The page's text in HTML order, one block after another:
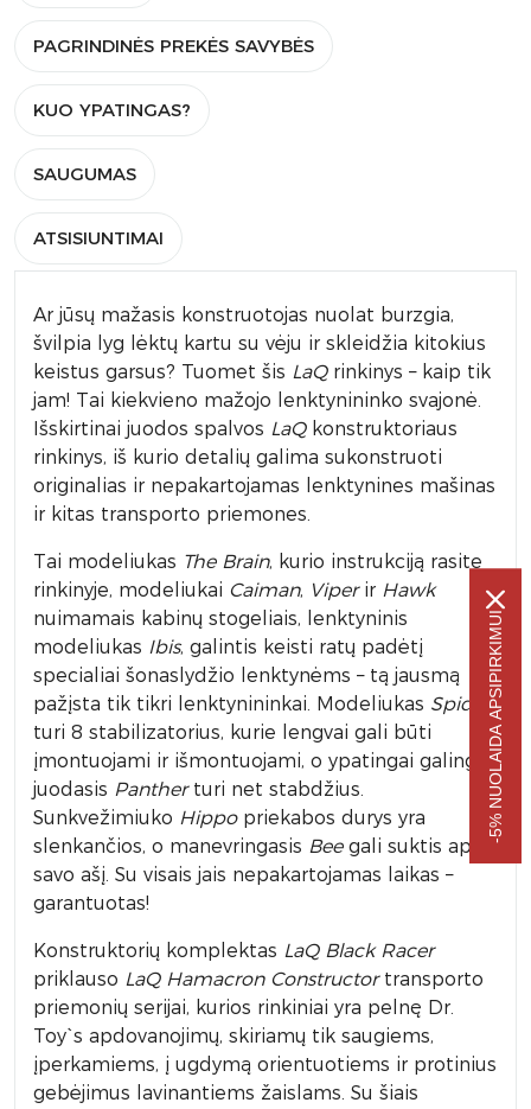
PAGRINDINĖS PREKĖS SAVYBĖS
KUO YPATINGAS?
SAUGUMAS
ATSISIUNTIMAI
Ar jūsų mažasis konstruotojas nuolat burzgia,
švilpia lyg lėktų kartu su vėju ir skleidžia kitokius
keistus garsus? Tuomet šis LaQrinkinys – kaip tik
jam! Tai kiekvieno mažojo lenktynininko svajonė.
Išskirtinai juodos spalvos LaQkonstruktoriaus
rinkinys, iš kurio detalių galima sukonstruoti
originalias ir nepakartojamas lenktynines mašinas
ir kitas transporto priemones.
Tai modeliukas The Brain, kurio instrukciją rasite
rinkinyje, modeliukai Caiman, Viperir Hawk
nuimamais kabinų stogeliais, lenktyninis
modeliukas Ibis, galintis keisti ratų padėtį
specialiai šonaslydžio lenktynėms – tą jausmą
pažįsta tik tikri lenktynininkai. Modeliukas Spider
turi 8 stabilizatorius, kurie lengvai gali būti
įmontuojami ir išmontuojami, o ypatingai galingas
juodasis Pantherturi net stabdžius.
Sunkvežimiuko Hippopriekabos durys yra
slenkančios, o manevringasis Beegali suktis apie
savo ašį. Su visais jais nepakartojamas laikas –
garantuotas!
Konstruktorių komplektas LaQ Black Racer
priklauso LaQ Hamacron Constructortransporto
priemonių serijai, kurios rinkiniai yra pelnę Dr.
Toy`s apdovanojimų, skiriamų tik saugiems,
įperkamiems, į ugdymą orientuotiems ir protinius
gebėjimus lavinantiems žaislams. Su šiais
-5% NUOLAIDA APSIPIRKIMUI